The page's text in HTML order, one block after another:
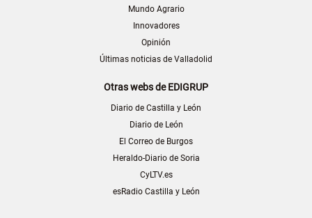
Mundo Agrario
Innovadores
Opinión
Últimas noticias de Valladolid
Otras webs de EDIGRUP
Diario de Castilla y León
Diario de León
El Correo de Burgos
Heraldo-Diario de Soria
CyLTV.es
esRadio Castilla y León